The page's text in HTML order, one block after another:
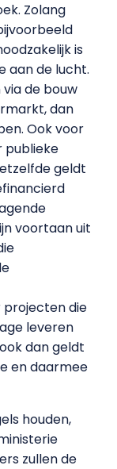
Zolang
is
aan de lucht.
de bouw
dan
Ook voor
publieke
geldt
voortaan uit
projecten die
leveren
dan geldt
en daarmee
houden,
zullen de